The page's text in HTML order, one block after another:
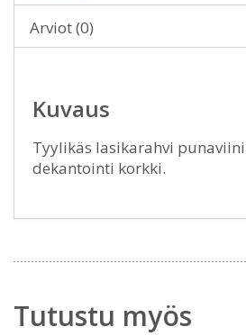
Arviot (0)
Kuvaus
Tyylikäs lasikarahvi
dekantointi korkki.
Tutustu myös